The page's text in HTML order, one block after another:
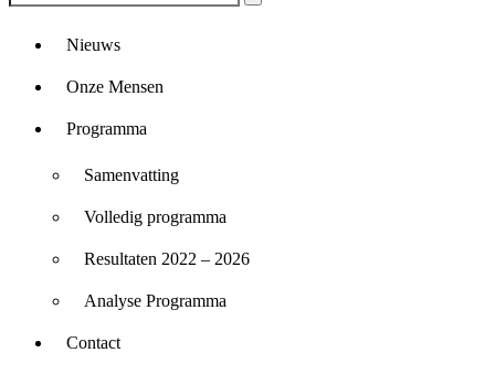
Nieuws
Onze Mensen
Programma
Samenvatting
Volledig programma
Resultaten 2022 – 2026
Analyse Programma
Contact